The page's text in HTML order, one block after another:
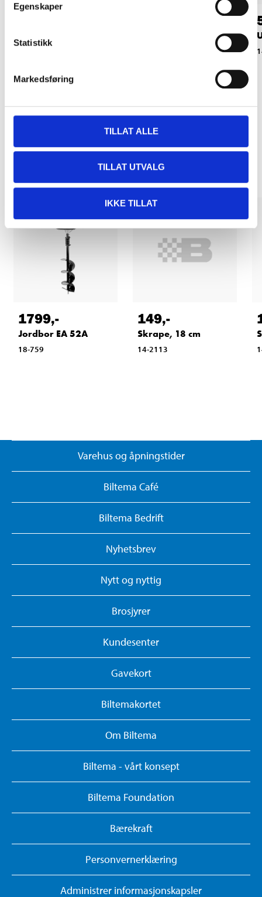
Egenskaper
Statistikk
Markedsføring
TILLAT ALLE
TILLAT UTVALG
IKKE TILLAT
cm
Relaterte produkter
1799,-
Jordbor EA 52A
18-759
149,-
Skrape, 18 cm
14-2113
Varehus og åpningstider
Biltema Café
Biltema Bedrift
Nyhetsbrev
Nytt og nyttig
Brosjyrer
Kundesenter
Gavekort
Biltemakortet
Om Biltema
Biltema - vårt konsept
Biltema Foundation
Bærekraft
Personvernerklæring
Administrer informasjonskapsler